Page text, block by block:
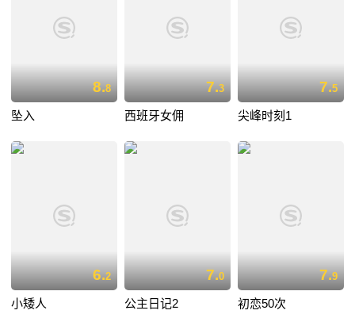
8.8
坠入
7.3
西班牙女佣
7.5
尖峰时刻1
6.2
小矮人
7.0
公主日记2
7.9
初恋50次